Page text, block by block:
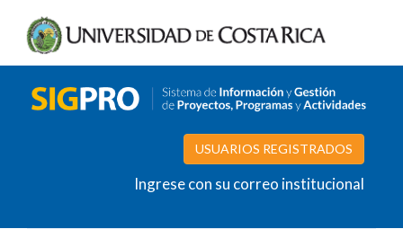
USUARIOS REGISTRADOS
Ingrese con su correo institucional